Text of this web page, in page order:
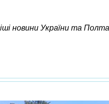
новини України та